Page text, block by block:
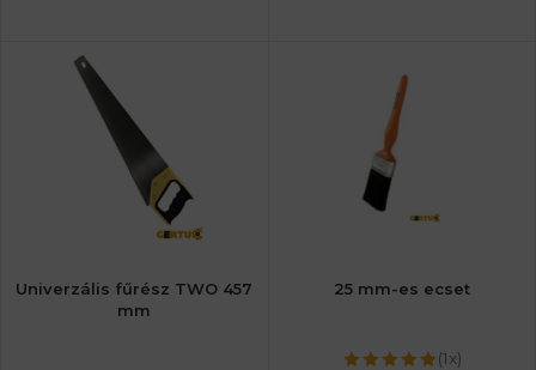
Univerzális fűrész TWO 457
mm
25 mm-es ecset
(1x)